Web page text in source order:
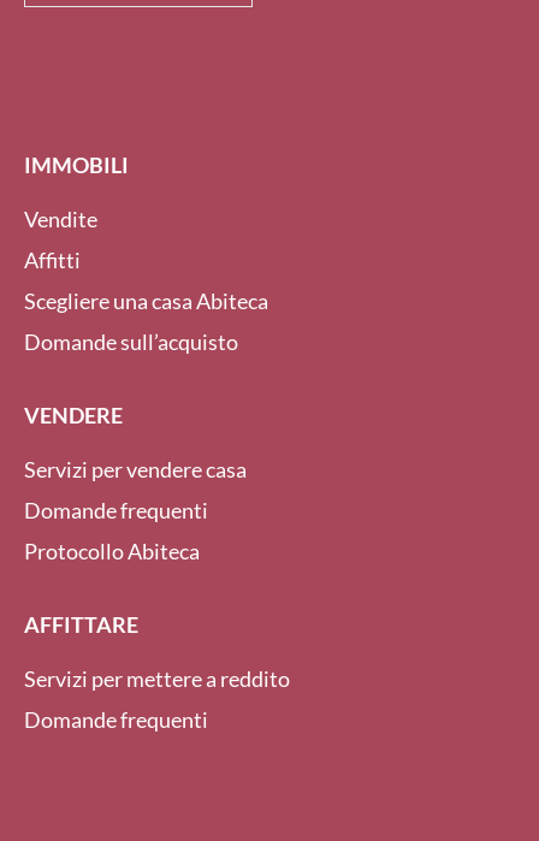
IMMOBILI
Vendite
Affitti
Scegliere una casa Abiteca
Domande sull’acquisto
VENDERE
Servizi per vendere casa
Domande frequenti
Protocollo Abiteca
AFFITTARE
Servizi per mettere a reddito
Domande frequenti